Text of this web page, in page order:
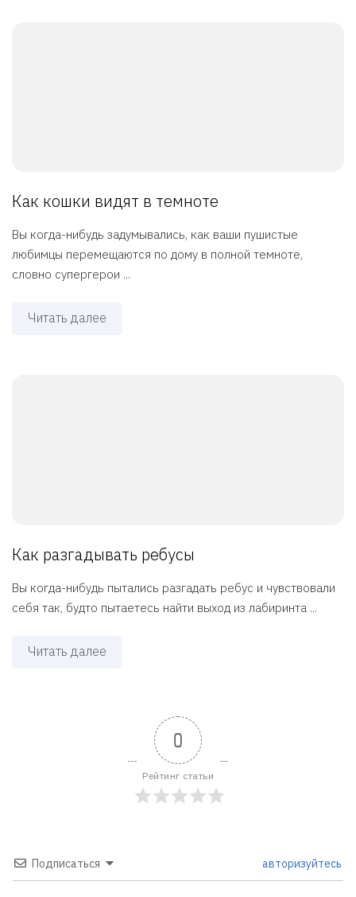
Как кошки видят в темноте
Вы когда-нибудь задумывались, как ваши пушистые
любимцы перемещаются по дому в полной темноте,
словно супергерои ...
Читать далее
Как разгадывать ребусы
Вы когда-нибудь пытались разгадать ребус и чувствовали
себя так, будто пытаетесь найти выход из лабиринта ...
Читать далее
0
Рейтинг статьи
Подписаться авторизуйтесь